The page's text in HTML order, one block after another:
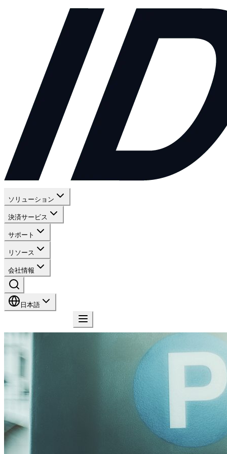
ソリューション
決済サービス
サポート
リソース
会社情報
日本語